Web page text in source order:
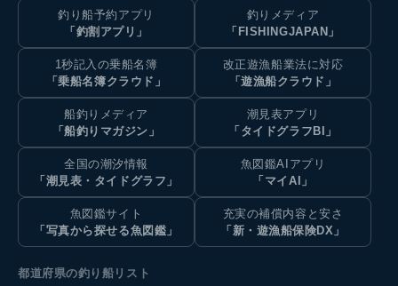
釣り船予約アプリ
「釣割アプリ」
釣りメディア
「FISHINGJAPAN」
1秒記入の乗船名簿
「乗船名簿クラウド」
改正遊漁船業法に対応
「遊漁船クラウド」
船釣りメディア
「船釣りマガジン」
潮見表アプリ
「タイドグラフBI」
全国の潮汐情報
「潮見表・タイドグラフ」
魚図鑑AIアプリ
「マイAI」
魚図鑑サイト
「写真から探せる魚図鑑」
充実の補償内容と安さ
「新・遊漁船保険DX」
都道府県の釣り船リスト